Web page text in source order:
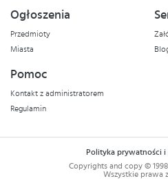
Ogłoszenia
Przedmioty
Miasta
Pomoc
Kontakt z administratorem
Regulamin
Polityka prywatności
Copyrights and copy ©
Wszystkie prawa